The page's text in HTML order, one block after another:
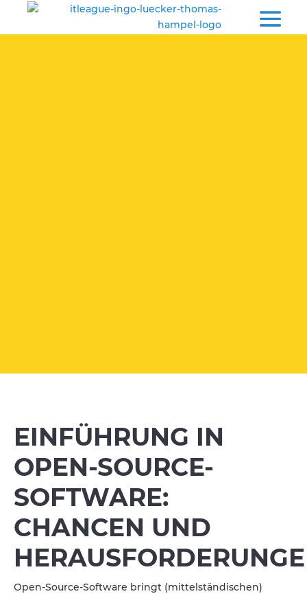
EINFÜHRUNG IN
OPEN-SOURCE-
SOFTWARE:
CHANCEN UND
Open-Source-Software bringt (mittelständischen)